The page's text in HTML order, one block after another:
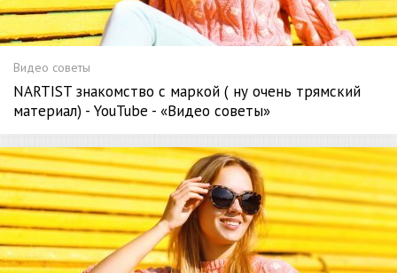
Видео советы
NARTIST знакомство с маркой ( ну очень трямский
материал) - YouTube - «Видео советы»